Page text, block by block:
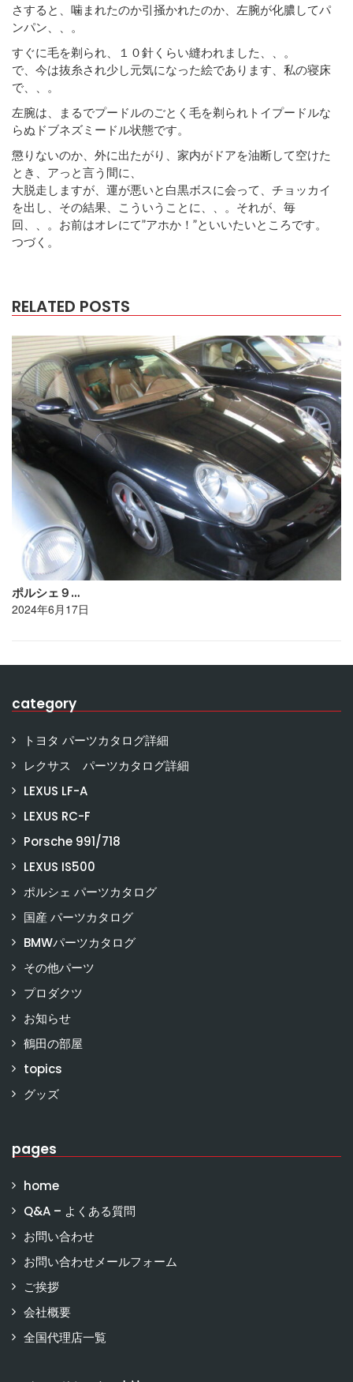
さすると、噛まれたのか引掻かれたのか、左腕が化膿してパ
ンパン、、。
すぐに毛を剃られ、１０針くらい縫われました、、。
で、今は抜糸され少し元気になった絵であります、私の寝床
で、、。
左腕は、まるでプードルのごとく毛を剃られトイプードルな
らぬドブネズミードル状態です。
懲りないのか、外に出たがり、家内がドアを油断して空けた
とき、アっと言う間に、
大脱走しますが、運が悪いと白黒ボスに会って、チョッカイ
を出し、その結果、こういうことに、、。それが、毎
回、、。お前はオレにて”アホか！”といいたいところです。
つづく。
RELATED POSTS
ポルシェ９…
2024年6月17日
category
トヨタ パーツカタログ詳細
レクサス パーツカタログ詳細
LEXUS LF-A
LEXUS RC-F
Porsche 991/718
LEXUS IS500
ポルシェ パーツカタログ
国産 パーツカタログ
BMWパーツカタログ
その他パーツ
プロダクツ
お知らせ
鶴田の部屋
topics
グッズ
pages
home
Q&A – よくある質問
お問い合わせ
お問い合わせメールフォーム
ご挨拶
会社概要
全国代理店一覧